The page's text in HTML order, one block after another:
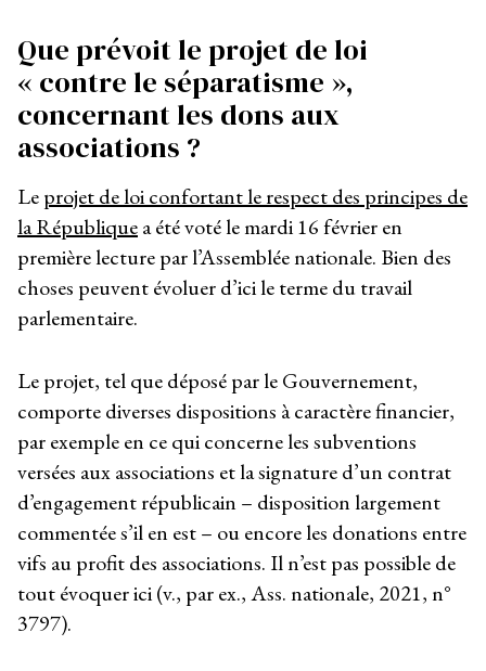
Que prévoit le projet de loi
« contre le séparatisme »,
concernant les dons aux
associations ?
Leprojet de loi confortant le respect des principes de
la Républiquea été voté le mardi 16 février en
première lecture par l’Assemblée nationale. Bien des
choses peuvent évoluer d’ici le terme du travail
parlementaire.
Le projet, tel que déposé par le Gouvernement,
comporte diverses dispositions à caractère financier,
par exemple en ce qui concerne les subventions
versées aux associations et la signature d’un contrat
d’engagement républicain – disposition largement
commentée s’il en est – ou encore les donations entre
vifs au profit des associations. Il n’est pas possible de
tout évoquer ici (v., par ex., Ass. nationale, 2021, n°
3797).